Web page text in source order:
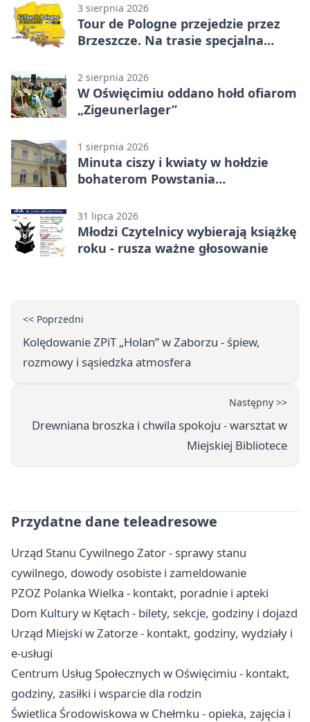
3 sierpnia 2026
Tour de Pologne przejedzie przez
Brzeszcze. Na trasie specjalna
2 sierpnia 2026
W Oświęcimiu oddano hołd ofiarom
„Zigeunerlager”
1 sierpnia 2026
Minuta ciszy i kwiaty w hołdzie
bohaterom Powstania
31 lipca 2026
Młodzi Czytelnicy wybierają książkę
roku - rusza ważne głosowanie
<< Poprzedni
Kolędowanie ZPiT „Holan” w Zaborzu - śpiew,
rozmowy i sąsiedzka atmosfera
Następny >>
Drewniana broszka i chwila spokoju - warsztat w
Miejskiej Bibliotece
Przydatne dane teleadresowe
Urząd Stanu Cywilnego Zator - sprawy stanu
cywilnego, dowody osobiste i zameldowanie
PZOZ Polanka Wielka - kontakt, poradnie i apteki
Dom Kultury w Kętach - bilety, sekcje, godziny i dojazd
Urząd Miejski w Zatorze - kontakt, godziny, wydziały i
e-usługi
Centrum Usług Społecznych w Oświęcimiu - kontakt,
godziny, zasiłki i wsparcie dla rodzin
Świetlica Środowiskowa w Chełmku - opieka, zajęcia i